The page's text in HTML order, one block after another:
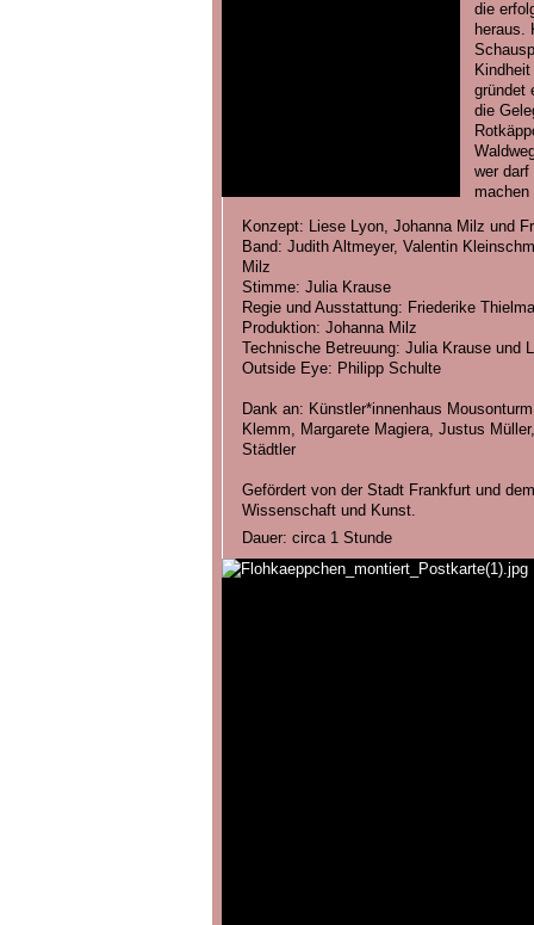
die
heraus.
gründet
die
wer darf
machen
Konzept: Liese Lyon, Johanna Milz und
Band: Judith Altmeyer, Valentin
Milz
Stimme: Julia Krause
Regie und Ausstattung: Friederike
Produktion: Johanna Milz
Technische Betreuung: Julia Krause und
Outside Eye: Philipp Schulte
Dank an: Künstler*innenhaus
Klemm, Margarete Magiera, Justus
Städtler
Gefördert von der Stadt Frankfurt und
Wissenschaft und Kunst.
Dauer: circa 1 Stunde